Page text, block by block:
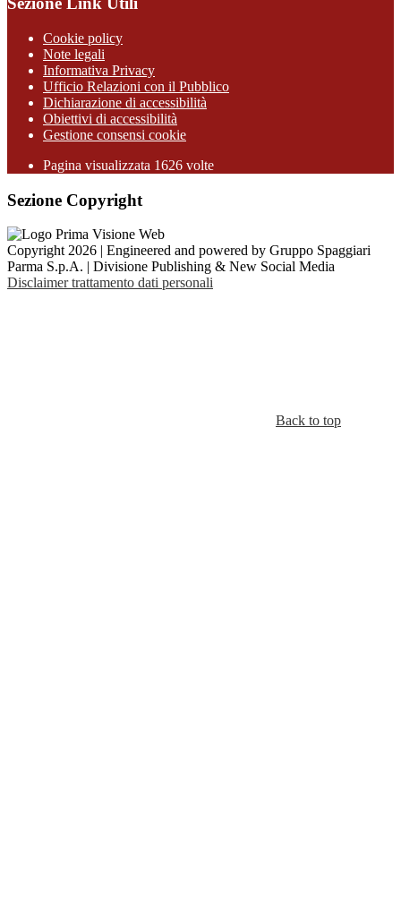
Cookie policy
Note legali
Informativa Privacy
Ufficio Relazioni con il Pubblico
Dichiarazione di accessibilità
Obiettivi di accessibilità
Gestione consensi cookie
Pagina visualizzata 1626 volte
Sezione Copyright
Copyright 2026 | Engineered and powered by Gruppo Spaggiari
Parma S.p.A. | Divisione Publishing & New Social Media
Disclaimer trattamento dati personali
Back to top